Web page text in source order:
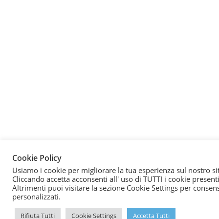
Cookie Policy
Usiamo i cookie per migliorare la tua esperienza sul nostro
Cliccando accetta acconsenti all' uso di TUTTI i cookie
Altrimenti puoi visitare la sezione Cookie Settings per
personalizzati.
Rifiuta Tutti Cookie Settings Accetta Tutti